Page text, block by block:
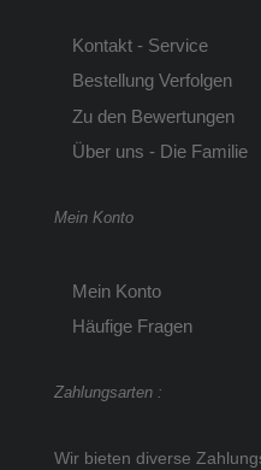
Kontakt - Service
Bestellung Verfolgen
Zu den Bewertungen
Über uns - Die Familie
Mein Konto
Mein Konto
Häufige Fragen
Zahlungsarten :
Wir bieten diverse